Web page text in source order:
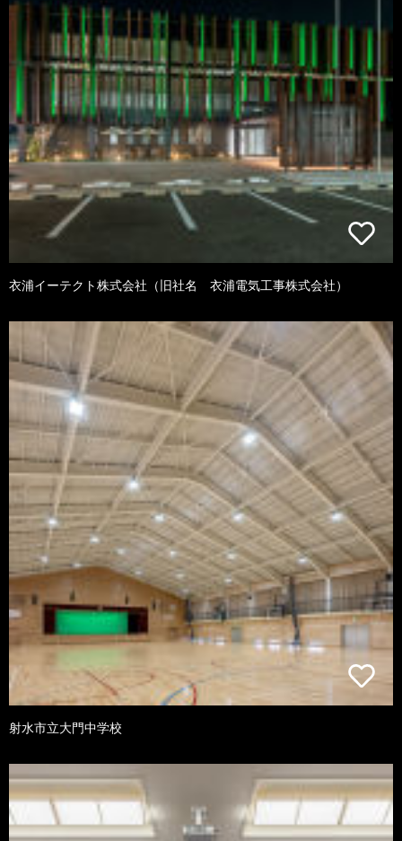
衣浦イーテクト株式会社（旧社名 衣浦電気工事株式会社）
射水市立大門中学校